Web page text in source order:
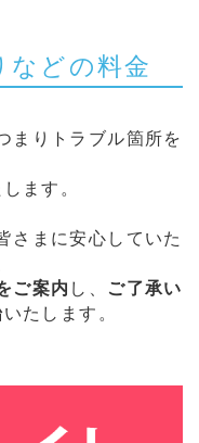
などの料金
まりトラブル箇所を
ます。
さまに安心していた
ご案内 し、
ご了承い
いたします。